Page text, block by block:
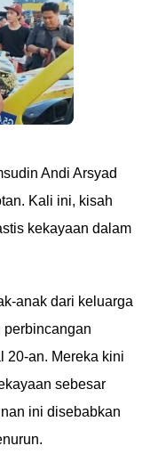
Andi Arsyad
Kali ini, kisah
kekayaan dalam
anak dari keluarga
perbincangan
20-an. Mereka kini
sebesar
ini disebabkan